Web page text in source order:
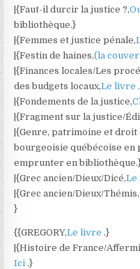
|{Faut-il durcir la justice ?,
bibliothèque.}
|{Femmes et justice pénale,
|{Festin de haines,(la
|{Finances locales/Les
des budgets locaux,Le livre
|{Fondements de la justice,
|{Fragment sur la justice/
|{Genre, patrimoine et droit
bourgeoisie québécoise en
emprunter en
|{Grec ancien/Dieux/Dicé,
|{Grec ancien/Dieux/Thémis,
}
{{GREGORY,Le livre.}
|{Histoire de France/
Ici.}